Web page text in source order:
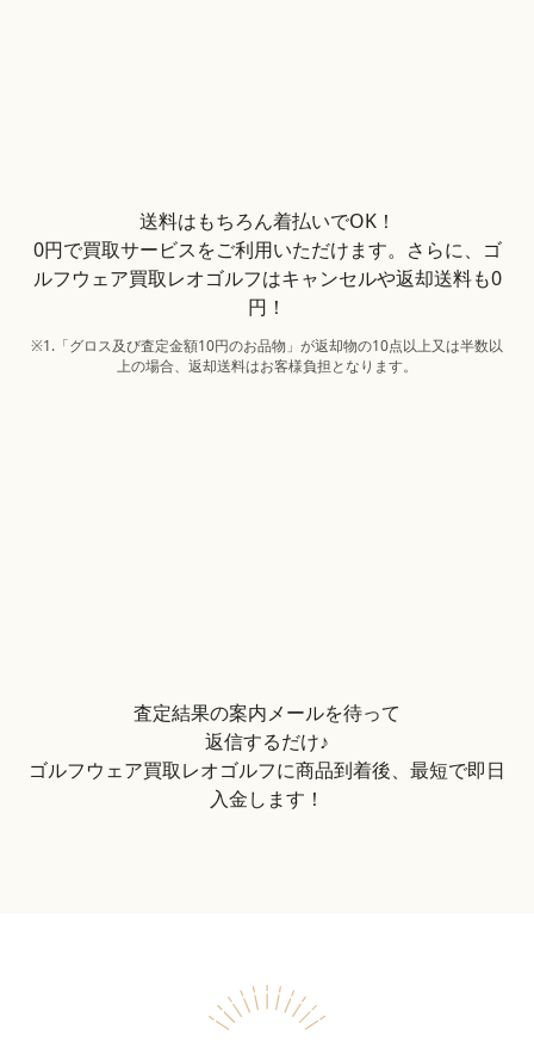
送料はもちろん着払いでOK！
0円で買取サービスをご利用いただけます。さらに、ゴ
ルフウェア買取レオゴルフはキャンセルや返却送料も0
円！
※1.「グロス及び査定金額10円のお品物」が返却物の10点以上又は半数以
上の場合、返却送料はお客様負担となります。
査定結果の案内メールを待って
返信するだけ♪
ゴルフウェア買取レオゴルフに商品到着後、最短で即日
入金します！